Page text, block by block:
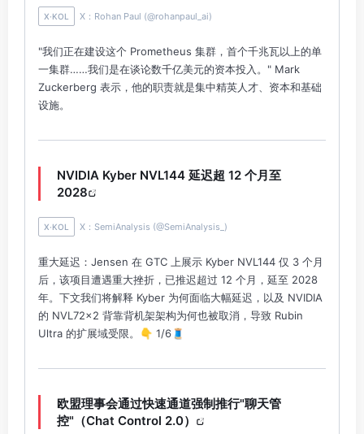
X·KOL X：Rohan Paul (@rohanpaul_ai)
"我们正在建设这个 Prometheus 集群，首个千兆瓦以上的单
一集群……我们是在谈论数千亿美元的资本投入。" Mark
Zuckerberg 表示，他的职责就是集中精英人才、资本和基础
设施。
NVIDIA Kyber NVL144 延迟超 12 个月至
2028
X·KOL X：SemiAnalysis (@SemiAnalysis_)
重大延迟：Jensen 在 GTC 上展示 Kyber NVL144 仅 3 个月
后，该项目遭遇重大挫折，已推迟超过 12 个月，延至 2028
年。下文我们将解释 Kyber 为何面临大幅延迟，以及 NVIDIA
的 NVL72x2 背靠背机架架构为何也被取消，导致 Rubin
Ultra 的扩展域受限。👇️ 1/6🧵
欧盟理事会通过快速通道强制推行"聊天管
控"（Chat Control 2.0）